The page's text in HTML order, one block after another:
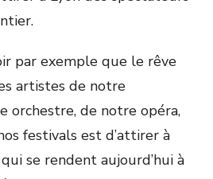
par exemple que le rêve
artistes de notre
orchestre, de notre opéra,
festivals est d’attirer à
se rendent aujourd’hui à